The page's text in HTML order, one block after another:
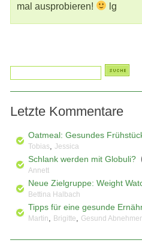
mal ausprobieren!
lg
Letzte Kommentare
Oatmeal: Gesundes
Tobias Jessica
Schlank werden mit Globuli?
Annett
Neue Zielgruppe: Weight
Bettina Halbach
Tipps für eine gesunde
Martin Brigitte Gesund